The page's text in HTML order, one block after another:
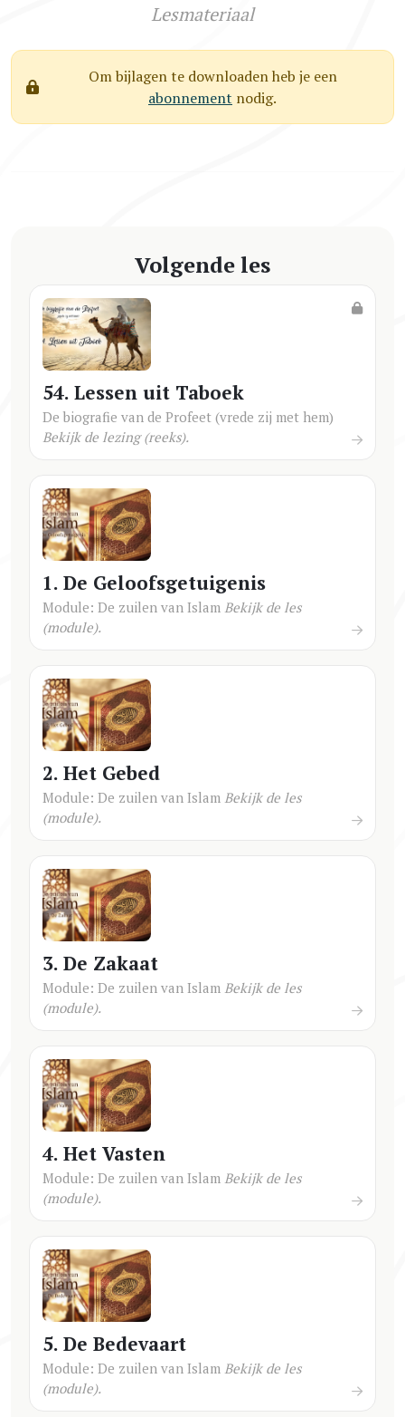
Lesmateriaal
Om bijlagen te downloaden heb je een
abonnement nodig.
Volgende les
54. Lessen uit Taboek
De biografie van de Profeet (vrede zij met hem)
Bekijk de lezing (reeks).
1. De Geloofsgetuigenis
Module: De zuilen van Islam Bekijk de les
(module).
2. Het Gebed
Module: De zuilen van Islam Bekijk de les
(module).
3. De Zakaat
Module: De zuilen van Islam Bekijk de les
(module).
4. Het Vasten
Module: De zuilen van Islam Bekijk de les
(module).
5. De Bedevaart
Module: De zuilen van Islam Bekijk de les
(module).